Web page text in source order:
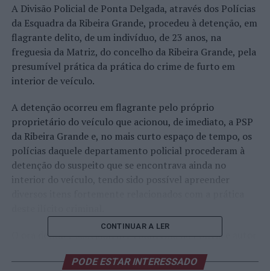
A Divisão Policial de Ponta Delgada, através dos Polícias
da Esquadra da Ribeira Grande, procedeu à detenção, em
flagrante delito, de um indivíduo, de 23 anos, na
freguesia da Matriz, do concelho da Ribeira Grande, pela
presumível prática da prática do crime de furto em
interior de veículo.
A detenção ocorreu em flagrante pelo próprio
proprietário do veículo que acionou, de imediato, a PSP
da Ribeira Grande e, no mais curto espaço de tempo, os
polícias daquele departamento policial procederam à
detenção do suspeito que se encontrava ainda no
interior do veículo, tendo sido possível apreender
O ora detido é sobejamente conhecido da Polícia e autor
pelo seumodus operandi, dedicando-se inteiramente a
CONTINUAR A LER
PODE ESTAR INTERESSADO